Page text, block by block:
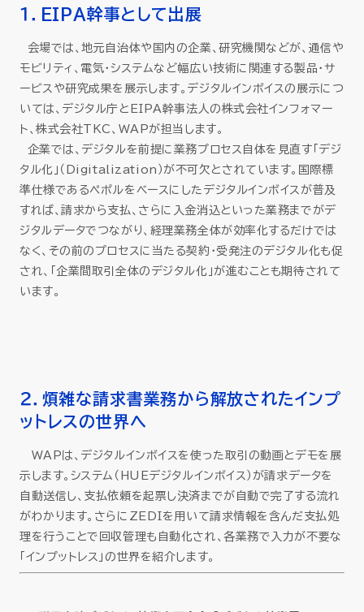
１．EIPA幹事として出展
会場では、地元自治体や国内の企業、研究機関などが、通信や
モビリティ、電気・システムなど幅広い技術に関連する製品・サ
ービスや研究成果を展示します。デジタルインボイスの展示につ
いては、デジタル庁とEIPA幹事法人の株式会社インフォマー
ト、株式会社TKC、WAPが担当します。
企業では、デジタルを前提に業務プロセス自体を見直す「デジ
タル化」（Digitalization）が不可欠とされています。国際標
準仕様であるペポルをベースにしたデジタルインボイスが普及
すれば、請求から支払、さらに入金消込といった業務までがデ
ジタルデータでつながり、経理業務全体が効率化するだけでは
なく、その前のプロセスに当たる契約・受発注のデジタル化も促
され、「企業間取引全体のデジタル化」が進むことも期待されて
います。
２．煩雑な請求書業務から解放されたインプ
ットレスの世界へ
WAPは、デジタルインボイスを使った取引の動画とデモを展
示します。システム（HUEデジタルインボイス）が請求データを
自動送信し、支払依頼を起票し決済までが自動で完了する流れ
がわかります。さらにZEDIを用いて請求情報を含んだ支払処
理を行うことで回収管理も自動化され、各業務で入力が不要な
「インプットレス」の世界を紹介します。